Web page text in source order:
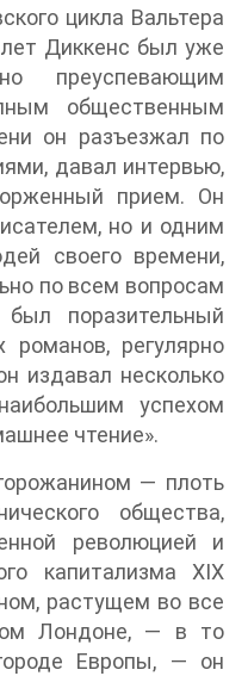
цикла Вальтера
Диккенс был уже
преуспевающим
общественным
он разъезжал по
давал интервью,
прием. Он
но и одним
своего времени,
по всем вопросам
поразительный
регулярно
издавал несколько
успехом
чтение».
— плоть
общества,
революцией и
капитализма XIX
растущем во все
Лондоне, — в то
Европы, — он